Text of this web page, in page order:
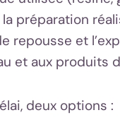
préparation
repousse et
et aux produits
deux options :